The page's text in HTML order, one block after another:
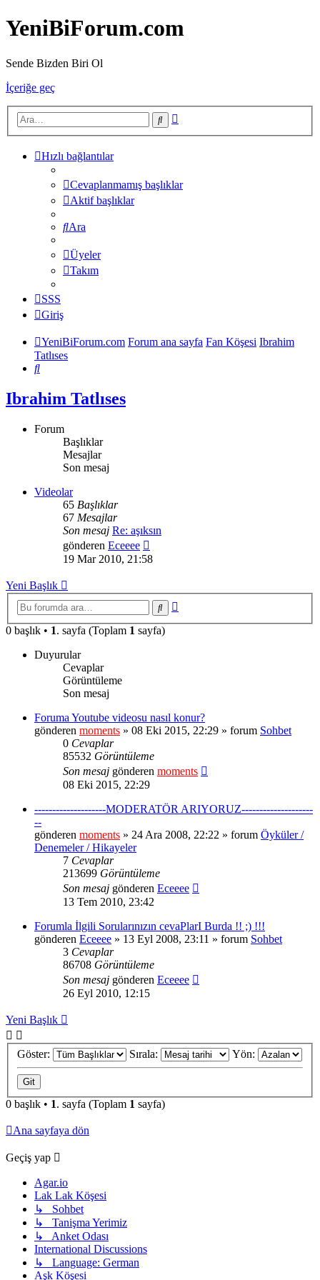
YeniBiForum.com
Sende Bizden Biri Ol
İçeriğe geç
Ara
Hızlı bağlantılar
Cevaplanmamış başlıklar
Aktif başlıklar
Ara
Üyeler
Takım
SSS
Giriş
YeniBiForum.com Forum ana sayfa Fan Köşesi Ibrahim
Tatlıses
Ara
Ibrahim Tatlıses
Forum
Başlıklar
Mesajlar
Son mesaj
Videolar
65 Başlıklar
67 Mesajlar
Son mesaj Re: aşıksın
gönderen Eceeee
mesajı
19 Mar 2010, 21:58
Yeni Başlık
Ara
0 başlık • 1. sayfa (Toplam 1 sayfa)
Duyurular
Cevaplar
Görüntüleme
Son mesaj
Foruma Youtube videosu nasıl konur?
gönderen moments » 08 Eki 2015, 22:29 » forum Sohbet
0 Cevaplar
85532 Görüntüleme
Son mesaj gönderen moments
08 Eki 2015, 22:29
--------------------MODERATÖR ARIYORUZ--------------------
--
gönderen moments » 24 Ara 2008, 22:22 » forum Öyküler /
Denemeler / Hikayeler
7 Cevaplar
213699 Görüntüleme
Son mesaj gönderen Eceeee
13 Tem 2010, 23:42
Forumla İlgili Sorularınızın cevaPlarI Burda !! ;) !!!
gönderen Eceeee » 13 Eyl 2008, 23:11 » forum Sohbet
3 Cevaplar
86708 Görüntüleme
Son mesaj gönderen Eceeee
26 Eyl 2010, 12:15
Yeni Başlık
Göster: Sırala: Yön:
0 başlık • 1. sayfa (Toplam 1 sayfa)
Ana sayfaya dön
Geçiş yap
Agar.io
Lak Lak Köşesi
↳ Sohbet
↳ Tanişma Yerimiz
↳ Anket Odası
International Discussions
↳ Language: German
Aşk Köşesi